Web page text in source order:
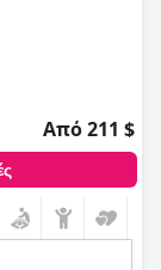
Από 211 $